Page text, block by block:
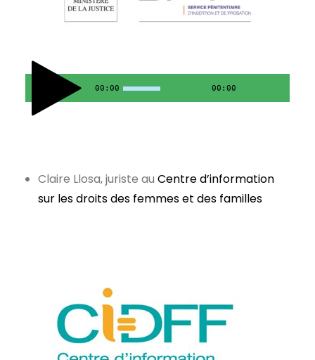
00:00 00:00
Claire Llosa, juriste au Centre d’information
sur les droits des femmes et des familles